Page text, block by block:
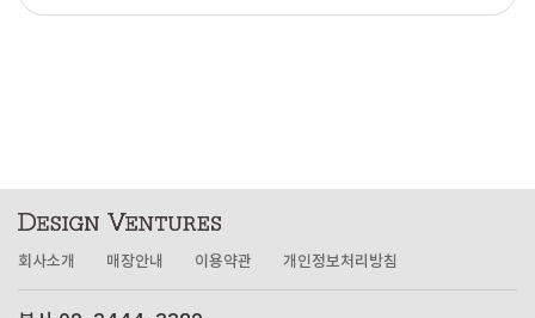
회사소개 매장안내 이용약관 개인정보처리방침